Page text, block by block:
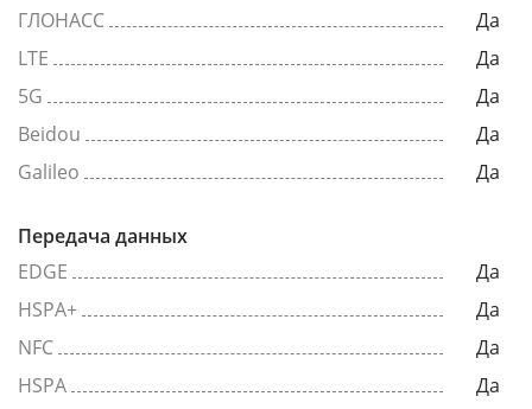
ГЛОНАСС
Да
LTE
Да
5G
Да
Beidou
Да
Galileo
Да
Передача данных
EDGE
Да
HSPA+
Да
NFC
Да
HSPA
Да